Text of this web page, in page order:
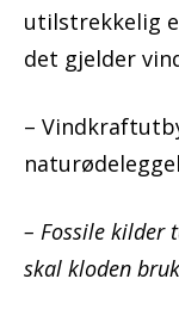
utilstrekkelig
det gjelder
–
– Fossile kilder
skal kloden